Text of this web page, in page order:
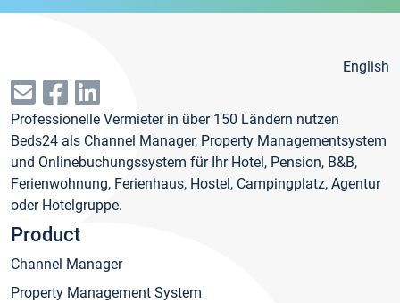
English
Professionelle Vermieter in über 150 Ländern nutzen
Beds24 als Channel Manager, Property Managementsystem
und Onlinebuchungssystem für Ihr Hotel, Pension, B&B,
Ferienwohnung, Ferienhaus, Hostel, Campingplatz, Agentur
oder Hotelgruppe.
Product
Channel Manager
Property Management System